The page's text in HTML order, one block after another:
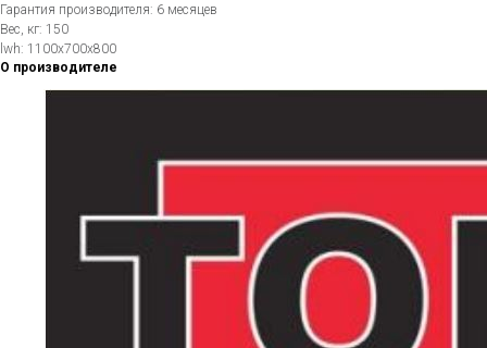
Гарантия производителя: 6 месяцев
Вес, кг: 150
lwh: 1100x700x800
О производителе